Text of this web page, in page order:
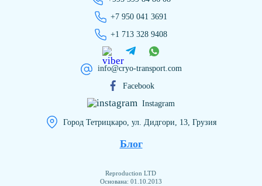
+7 950 041 3691
+1 713 328 9408
info@cryo-transport.com
Facebook
Instagram
Город Тетрицкаро, ул. Дидгори, 13, Грузия
Блог
Reproduction LTD
Основана: 01.10.2013